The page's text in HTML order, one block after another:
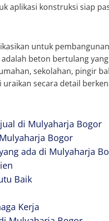
aplikasi konstruksi siap
untuk
beton bertulang
sekolahan, pingir
secara detail
di Mulyaharja Bogor
Bogor
ada di Mulyaharja
Baik
Kerja